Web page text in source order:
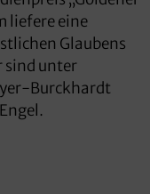
liefere eine
Glaubens
sind unter
Burckhardt